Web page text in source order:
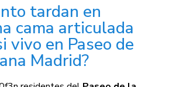
tardan en
cama articulada
vivo en Paseo de
Madrid?